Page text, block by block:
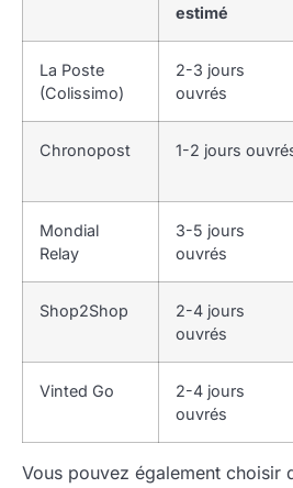
estimé
La Poste
(Colissimo)
2-3 jours
ouvrés
Chronopost 1-2 jours
Mondial
Relay
3-5 jours
ouvrés
Shop2Shop
2-4 jours
ouvrés
Vinted Go
2-4 jours
ouvrés
Vous pouvez également choisir